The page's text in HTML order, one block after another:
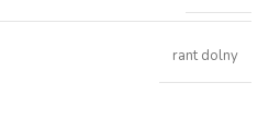
rant dolny